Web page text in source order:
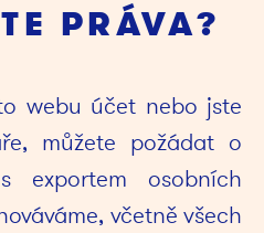
PRÁVA?
webu účet nebo jste
můžete požádat o
exportem osobních
včetně všech